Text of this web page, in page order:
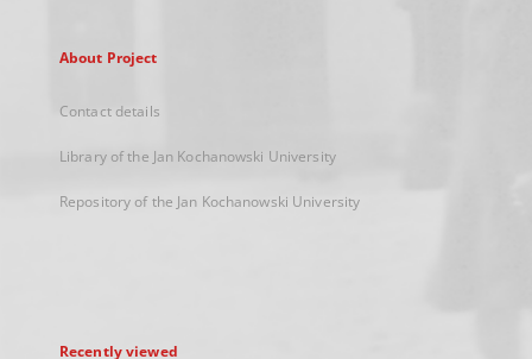
About Project
Contact details
Library of the Jan Kochanowski University
Repository of the Jan Kochanowski University
Recently viewed